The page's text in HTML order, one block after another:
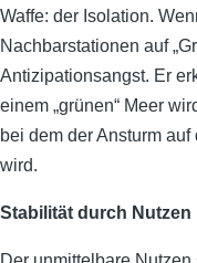
Waffe: der Isolation.
Nachbarstationen auf
Antizipationsangst. Er
einem „grünen“ Meer
bei dem der Ansturm
wird.
Stabilität durch Nutzen